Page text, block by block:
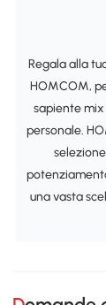
Regala alla
HOMCOM,
sapiente
personale.
una vasta